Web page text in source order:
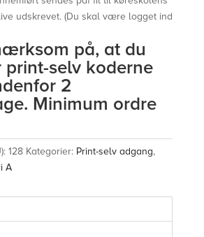
udskrevet. (Du skal være logget ind
på, at du
print-selv koderne
2
Minimum ordre
128 Kategorier: Print-selv adgang,
A